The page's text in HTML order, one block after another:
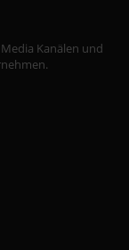
Kanälen und